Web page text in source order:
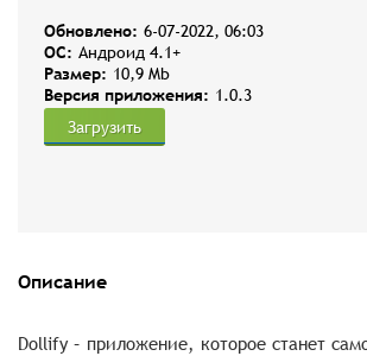
Обновлено: 6-07-2022, 06:03
OC: Андроид 4.1+
Размер: 10,9 Mb
Версия приложения: 1.0.3
Загрузить
Описание
Dollify – приложение, которое станет